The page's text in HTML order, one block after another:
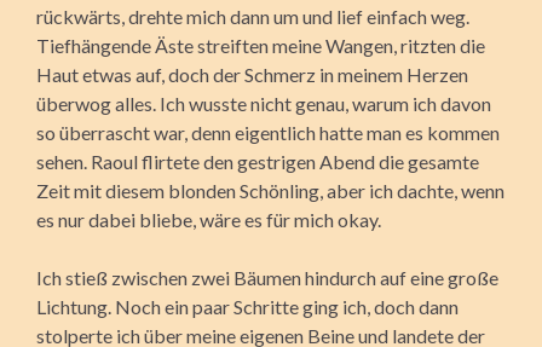
rückwärts, drehte mich dann um und lief einfach weg.
Tiefhängende Äste streiften meine Wangen, ritzten die
Haut etwas auf, doch der Schmerz in meinem Herzen
überwog alles. Ich wusste nicht genau, warum ich davon
so überrascht war, denn eigentlich hatte man es kommen
sehen. Raoul flirtete den gestrigen Abend die gesamte
Zeit mit diesem blonden Schönling, aber ich dachte, wenn
es nur dabei bliebe, wäre es für mich okay.
Ich stieß zwischen zwei Bäumen hindurch auf eine große
Lichtung. Noch ein paar Schritte ging ich, doch dann
stolperte ich über meine eigenen Beine und landete der